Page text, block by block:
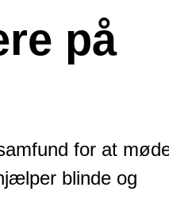
på
for at
blinde og